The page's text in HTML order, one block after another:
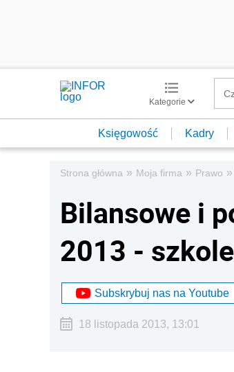
Kategorie
Księgowość Kadry
Strona główna » Moja firma » Prawo »
Bilansowe i
2013 -
Subskrybuj nas na Youtube
18 listopada 2013, 13:01